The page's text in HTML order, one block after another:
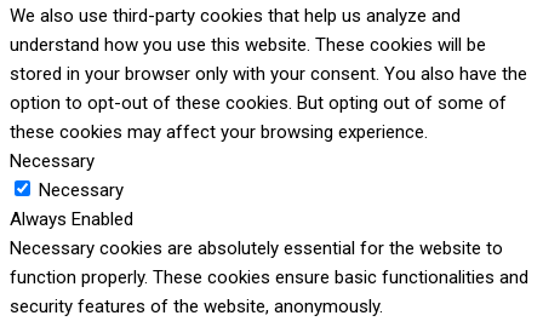
We also use third-party cookies that help us analyze and
understand how you use this website. These cookies will be
stored in your browser only with your consent. You also have the
option to opt-out of these cookies. But opting out of some of
these cookies may affect your browsing experience.
Necessary
Necessary
Always Enabled
Necessary cookies are absolutely essential for the website to
function properly. These cookies ensure basic functionalities and
security features of the website, anonymously.